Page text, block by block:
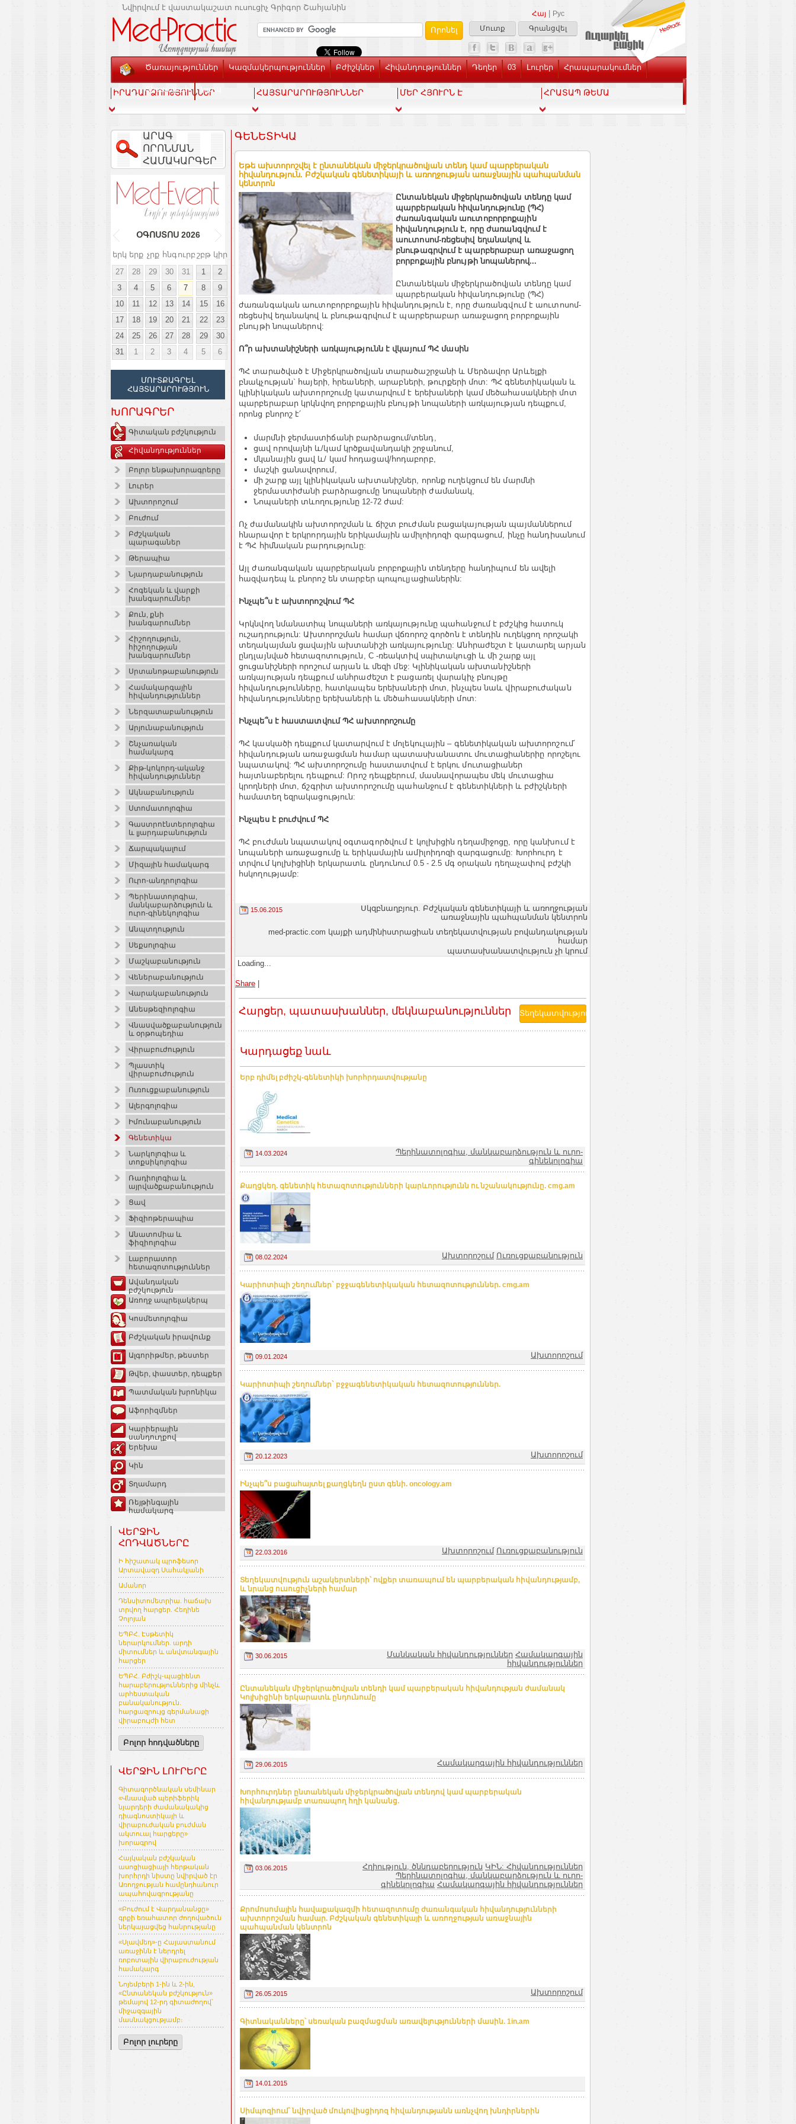
Հայ
Рус
Մուտք
Գրանցվել
Նվիրվում է վաստակաշատ ուսուցիչ Գրիգոր Շահյանին
Ծառայություններ Կազմակերպություններ Բժիշկներ Հիվանդություններ Դեղեր 03 Լուրեր Հրապարակումներ
Տեսասրահ Կապ
ԻՐԱԴԱՐՁՈՒԹՅՈՒՆՆԵՐ ՀԱՅՏԱՐԱՐՈՒԹՅՈՒՆՆԵՐ ՄԵՐ ՀՅՈՒՐՆ Է ՀՐԱՏԱՊ ԹԵՄԱ
ԱՐԱԳ
ՈՐՈՆՄԱՆ
ՀԱՄԱԿԱՐԳԵՐ
ՕԳՈՍՏՈՍ 2026
երկ երք չրք հնգուրբ շբթ կիր
27
28 29 30 31 1
2
3
4 5 6 7 8
9
10
11 12 13 14 15
16
17
18 19 20 21 22
23
24
25 26 27 28 29
30
31
1 2 3 4 5 6
ՄՈՒՏՔԱԳՐԵԼ
ՀԱՅՏԱՐԱՐՈՒԹՅՈՒՆ
ԽՈՐԱԳՐԵՐ
Գիտական բժշկություն
Հիվանդություններ
Բոլոր ենթախորագրերը
Լուրեր
Ախտորոշում
Բուժում
Բժշկական
պարագաներ
Թերապիա
Նյարդաբանություն
Հոգեկան և վարքի
խանգարումներ
Քուն, քնի
խանգարումներ
Հիշողություն,
հիշողության
խանգարումներ
Սրտանոթաբանություն
Համակարգային
հիվանդություններ
Ներզատաբանություն
Արյունաբանություն
Շնչառական
համակարգ
Քիթ-կոկորդ-ականջ
հիվանդություններ
Ակնաբանություն
Ստոմատոլոգիա
Գաստրոէնտերոլոգիա
և լյարդաբանություն
Ճարպակալում
Միզային համակարգ
Ուրո-անդրոլոգիա
Պերինատոլոգիա,
մանկաբարձություն և
ուրո-գինեկոլոգիա
Անպտղություն
Սեքսոլոգիա
Մաշկաբանություն
Վեներաբանություն
Վարակաբանություն
Անեսթեզիոլոգիա
Վնասվածքաբանություն
և օրթոպեդիա
Վիրաբուժություն
Պլաստիկ
վիրաբուժություն
Ուռուցքաբանություն
Ալերգոլոգիա
Իմունաբանություն
Գենետիկա
Նարկոլոգիա և
տոքսիկոլոգիա
Ռադիոլոգիա և
այրվածքաբանություն
Ցավ
Ֆիզիոթերապիա
Անատոմիա և
ֆիզիոլոգիա
Լաբորատոր
հետազոտություններ
Ավանդական
բժշկություն
Առողջ ապրելակերպ
Կոսմետոլոգիա
Բժշկական իրավունք
Ալգորիթմեր, թեստեր
Թվեր, փաստեր, դեպքեր
Պատմական խրոնիկա
Աֆորիզմներ
Կարիերային
սանդուղքով
Երեխա
Կին
Տղամարդ
Ռեյթինգային
համակարգ
ՎԵՐՋԻՆ
ՀՈԴՎԱԾՆԵՐԸ
Ի հիշատակ պրոֆեսոր
Արտավազդ Սահակյանի
Ամանոր
Դենսիտոմետրիա. հաճախ
տրվող հարցեր. Հեղինե
Չոլոյան
ԵՊԲՀ. Էսթետիկ
ներարկումներ. արդի
միտումներ և անվտանգային
հարցեր
ԵՊԲՀ. Բժիշկ-պացիենտ
հարաբերություններից մինչև
արհեստական
բանականություն.
հարցազրույց գերմանացի
վիրաբույժի հետ
Բոլոր հոդվածները
ՎԵՐՋԻՆ ԼՈՒՐԵՐԸ
Գիտագործնական սեմինար
«Վնասված պերիֆերիկ
նյարդերի ժամանակակից
դիագնոստիկայի և
վիրաբուժական բուժման
ակտուալ հարցերը»
խորագրով
Հայկական բժշկական
ասոցիացիայի հերթական
խորհրդի նիստը նվիրված էր
Առողջության համընդհանուր
ապահովագրությանը
«Բուժում է Վարդանանցը»
գրքի եռահատոր ժողովածուն
ներկայացվեց հանրությանը
«Սլավմեդ»-ը Հայաստանում
առաջինն է ներդրել
ռոբոտային վիրաբուժության
համակարգ
Նոյեմբերի 1-ին և 2-ին,
«Ընտանեկան բժշկություն»
թեմայով 12-րդ գիտաժողով՝
միջազգային
մասնակցությամբ։
Բոլոր լուրերը
ԳԵՆԵՏԻԿԱ
Եթե ախտորոշվել է ընտանեկան միջերկրածովյան տենդ կամ պարբերական
հիվանդություն. Բժշկական գենետիկայի և առողջության առաջնային պահպանման
կենտրոն
Ընտանեկան միջերկրածովյան տենդը կամ
պարբերական հիվանդությունը (ՊՀ)
ժառանգական աուտոբորբոքային
հիվանդություն է, որը ժառանգվում է
աուտոսոմ-ռեցեսիվ եղանակով և
բնութագրվում է պարբերաբար առաջացող
բորբոքային բնույթի նոպաներով...
Ընտանեկան միջերկրածովյան տենդը կամ
պարբերական հիվանդությունը (ՊՀ)
ժառանգական աուտոբորբոքային հիվանդություն է, որը ժառանգվում է աուտոսոմ-
ռեցեսիվ եղանակով և բնութագրվում է պարբերաբար առաջացող բորբոքային
բնույթի նոպաներով:
Ո՞ր ախտանիշների առկայությունն է վկայում ՊՀ մասին
ՊՀ տարածված է Միջերկրածովյան տարածաշրջանի և Մերձավոր Արևելքի
բնակչության` հայերի, հրեաների, արաբների, թուրքերի մոտ: ՊՀ գենետիկական և
կլինիկական ախտորոշումը կատարվում է երեխաների կամ մեծահասակների մոտ
պարբերաբար կրկնվող բորբոքային բնույթի նոպաների առկայության դեպքում,
որոնց բնորոշ է՛
մարմնի ջերմաստիճանի բարձրացում/տենդ,
ցավ որովայնի և/կամ կրծքավանդակի շրջանում,
մկանային ցավ և/ կամ հոդացավ/հոդաբորբ,
մաշկի ցանավորում,
մի շարք այլ կլինիկական ախտանիշներ, որոնք ուղեկցում են մարմնի
ջերմաստիժանի բարձրացումը նոպաների ժամանակ,
Նոպաների տևողությունը 12-72 ժամ:
Ոչ ժամանակին ախտորոշման և ճիշտ բուժման բացակայության պայմաններում
հնարավոր է երկրորդային երիկամային ամիլոիդոզի զարգացում, ինչը հանդիսանում
է ՊՀ հիմնական բարդությունը:
Այլ ժառանգական պարբերական բորբոքային տենդերը հանդիպում են ավելի
հազվադեպ և բնորոշ են տարբեր պոպուլյացիաներին:
Ինչպե՞ս է ախտորոշվում ՊՀ
Կրկնվող նմանատիպ նոպաների առկայությունը պահանջում է բժշկից հատուկ
ուշադրություն: Ախտորոշման համար վճռորոշ գործոն է տենդին ուղեկցող որոշակի
տեղակայման ցավային ախտանիշի առկայությունը: Անհրաժեշտ է կատարել արյան
ընդլայնված հետազոտություն, C -ռեակտիվ սպիտակուցի և մի շարք այլ
ցուցանիշների որոշում արյան և մեզի մեջ: Կլինիկական ախտանիշների
առկայության դեպքում անհրաժեշտ է բացառել վարակիչ բնույթը
հիվանդությունները, հատկապես երեխաների մոտ, ինչպես նաև վիրաբուժական
հիվանդությունները երեխաների և մեծահասակների մոտ:
Ինչպե՞ս է հաստատվում ՊՀ ախտորոշումը
ՊՀ կասկածի դեպքում կատարվում է մոլեկուլային – գենետիկական ախտորոշում՛
հիվանդության առաջացման համար պատասխանատու մուտացիաներիը որոշելու
նպատակով: ՊՀ ախտորոշումը հաստատվում է երկու մուտացիաներ
հայտնաբերելու դեպքում: Որոշ դեպքերում, մասնավորապես մեկ մուտացիա
կրողների մոտ, ճշգրիտ ախտորոշումը պահանջում է գենետիկների և բժիշկների
համատեղ եզրակացություն:
Ինչպես է բուժվում ՊՀ
ՊՀ բուժման նպատակով օգտագործվում է կոլխիցին դեղամիջոցը, որը կանխում է
նոպաների առաջացումը և երիկամային ամիլոիդոզի զարգացումը: Խորհուրդ է
տրվում կոլխիցինի երկարատև ընդունում 0.5 - 2.5 մգ օրական դեղաչափով բժշկի
հսկողությամբ:
15.06.2015
Սկզբնաղբյուր. Բժշկական գենետիկայի և առողջության
առաջնային պահպանման կենտրոն
med-practic.com կայքի ադմինիստրացիան տեղեկատվության բովանդակության
համար
պատասխանատվություն չի կրում
Loading...
Share
Հարցեր, պատասխաններ, մեկնաբանություններ
Կարդացեք նաև
Երբ դիմել բժիշկ-գենետիկի խորհրդատվությանը
14.03.2024
Պերինատոլոգիա, մանկաբարձություն և ուրո-
գինեկոլոգիա
Քաղցկեղ. գենետիկ հետազոտությունների կարևորությունն ու նշանակությունը. cmg.am
08.02.2024 Ախտորոշում Ուռուցքաբանություն
Կարիոտիպի շեղումներ` բջջագենետիկական հետազոտություններ. cmg.am
09.01.2024 Ախտորոշում
Կարիոտիպի շեղումներ` բջջագենետիկական հետազոտություններ.
20.12.2023 Ախտորոշում
Ինչպե՞ս բացահայտել քաղցկեղն ըստ գենի. oncology.am
22.03.2016 Ախտորոշում Ուռուցքաբանություն
Տեղեկատվություն աշակերտների՝ ովքեր տառապում են պարբերական հիվանդությամբ,
և նրանց ուսուցիչների համար
30.06.2015 Մանկական հիվանդություններ Համակարգային
հիվանդություններ
Ընտանեկան միջերկրածովյան տենդի կամ պարբերական հիվանդության ժամանակ
Կոլխիցինի երկարատև ընդունումը
29.06.2015 Համակարգային հիվանդություններ
Խորհուրդներ ընտանեկան միջերկրածովյան տենդով կամ պարբերական
հիվանդությամբ տառապող հղի կանանց.
03.06.2015 Հղիություն, ծննդաբերություն ԿԻՆ: Հիվանդություններ
Պերինատոլոգիա, մանկաբարձություն և ուրո-
գինեկոլոգիա Համակարգային հիվանդություններ
Քրոմոսոմային հավաքակազմի հետազոտումը ժառանգական հիվանդությունների
ախտորոշման համար. Բժշկական գենետիկայի և առողջության առաջնային
պահպանման կենտրոն
26.05.2015 Ախտորոշում
Գիտնականները՝ սեռական բազմացման առավելությունների մասին. 1in.am
14.01.2015
Սիմպոզիում՝ նվիրված մուկովիսցիդոզ հիվանդությանն առնչվող խնդիրներին